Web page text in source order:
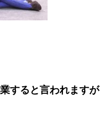
すると言われますが